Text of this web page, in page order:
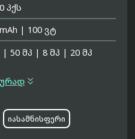
პქს
| 100 ვტ
| 50 მპ | 8 მპ | 20 მპ

იასამნისფერი